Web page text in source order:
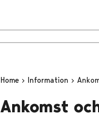
Home Information
Ankomst